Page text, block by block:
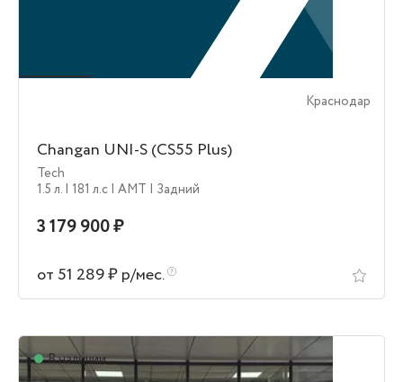
Краснодар
Changan UNI-S (CS55 Plus)
Tech
1.5 л. | 181 л.c | AMT | Задний
3 179 900 ₽
от 51 289 ₽ р/мес.
В наличии